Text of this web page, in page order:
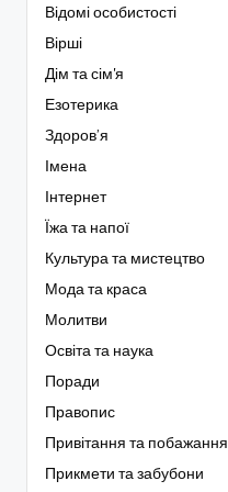
Відомі особистості
Вірші
Дім та сім'я
Езотерика
Здоров’я
Імена
Інтернет
Їжа та напої
Культура та мистецтво
Мода та краса
Молитви
Освіта та наука
Поради
Правопис
Привітання та побажання
Прикмети та забубони